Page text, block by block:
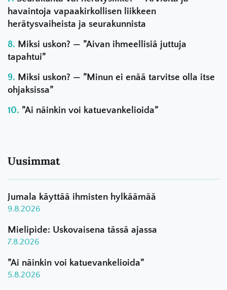
havaintoja vapaakirkollisen liikkeen
herätysvaiheista ja seurakunnista
Miksi uskon? — ”Aivan ihmeellisiä juttuja
tapahtui”
Miksi uskon? — ”Minun ei enää tarvitse olla itse
ohjaksissa”
”Ai näinkin voi katuevankelioida”
Uusimmat
Jumala käyttää ihmisten hylkäämää
9.8.2026
Mielipide: Uskovaisena tässä ajassa
7.8.2026
”Ai näinkin voi katuevankelioida”
5.8.2026